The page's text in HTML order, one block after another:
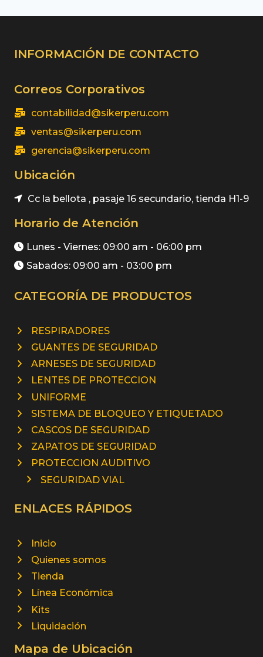
INFORMACIÓN DE CONTACTO
Correos Corporativos
contabilidad@sikerperu.com
ventas@sikerperu.com
gerencia@sikerperu.com
Ubicación
Cc la bellota , pasaje 16 secundario, tienda H1-9
Horario de Atención
Lunes - Viernes: 09:00 am - 06:00 pm
Sabados: 09:00 am - 03:00 pm
CATEGORÍA DE PRODUCTOS
RESPIRADORES
GUANTES DE SEGURIDAD
ARNESES DE SEGURIDAD
LENTES DE PROTECCION
UNIFORME
SISTEMA DE BLOQUEO Y ETIQUETADO
CASCOS DE SEGURIDAD
ZAPATOS DE SEGURIDAD
PROTECCION AUDITIVO
SEGURIDAD VIAL
ENLACES RÁPIDOS
Inicio
Quienes somos
Tienda
Línea Económica
Kits
Liquidación
Mapa de Ubicación